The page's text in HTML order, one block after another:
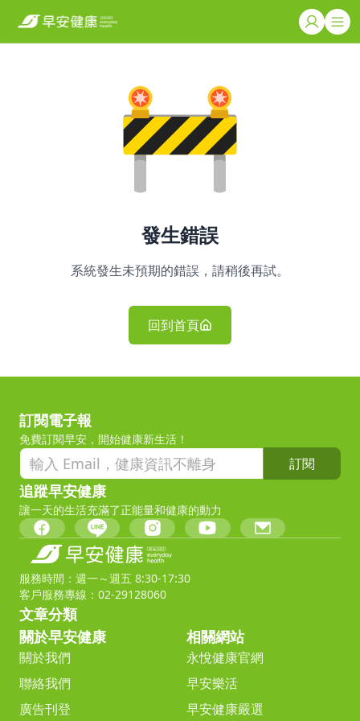
發生錯誤
系統發生未預期的錯誤，請稍後再試。
回到首頁
訂閱電子報
免費訂閱早安，開始健康新生活！
訂閱
追蹤早安健康
讓一天的生活充滿了正能量和健康的動力
服務時間：週一～週五 8:30-17:30
客戶服務專線：02-29128060
文章分類
關於早安健康
關於我們
聯絡我們
廣告刊登
相關網站
永悅健康官網
早安樂活
早安健康嚴選